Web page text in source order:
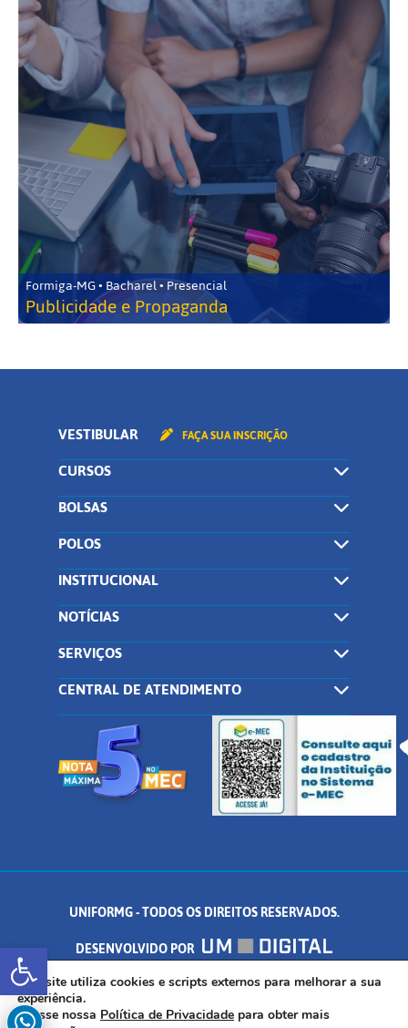
Abrir a barra de ferramentas
Formiga-MG • Bacharel • Presencial
Publicidade e Propaganda
VESTIBULAR FAÇA SUA INSCRIÇÃO
CURSOS
BOLSAS
POLOS
INSTITUCIONAL
NOTÍCIAS
SERVIÇOS
CENTRAL DE ATENDIMENTO
UNIFORMG - TODOS OS DIREITOS RESERVADOS.
DESENVOLVIDO POR
AV. DR. ARNALDO DE SENNA, 328 - PALMEIRAS, FORMIGA/MG - CEP:
35.574.530
Este site utiliza cookies e scripts externos para melhorar a sua
experiência.
Acesse nossa Política de Privacidade para obter mais